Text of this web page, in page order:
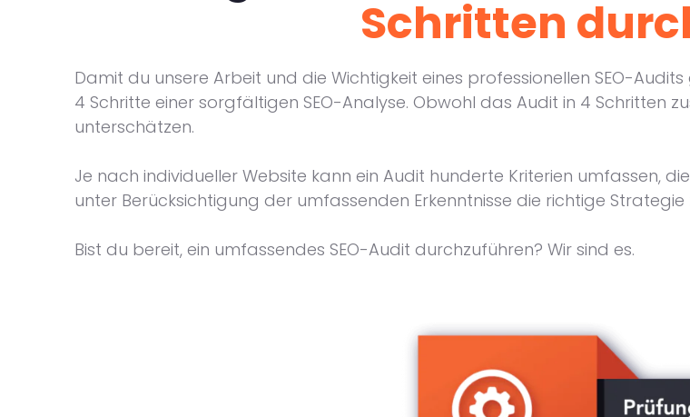
Schritten
Damit du unsere Arbeit und die Wichtigkeit eines professionellen SEO-
4 Schritte einer sorgfältigen SEO-Analyse. Obwohl das Audit in 4 Schritten
unterschätzen.
Je nach individueller Website kann ein Audit hunderte Kriterien umfassen,
unter Berücksichtigung der umfassenden Erkenntnisse die richtige
Bist du bereit, ein umfassendes SEO-Audit durchzuführen? Wir sind es.